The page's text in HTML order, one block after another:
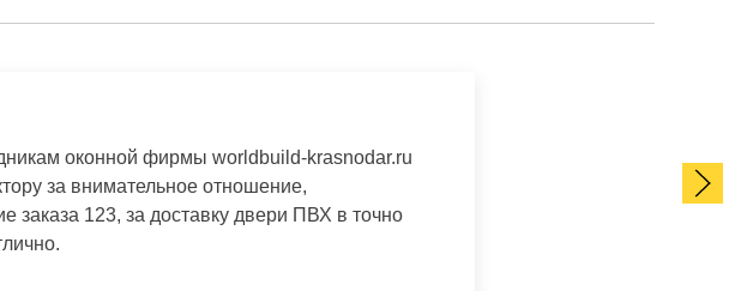
оконной фирмы worldbuild-krasnodar.ru
за внимательное отношение,
заказа 123, за доставку двери ПВХ в точно